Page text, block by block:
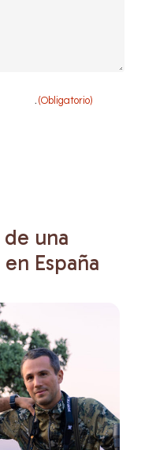
. (Obligatorio)
de una
en España